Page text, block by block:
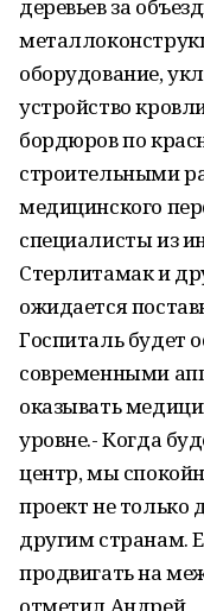
деревьев за
оборудование,
устройство
бордюров по
строительными
медицинского
специалисты из
Стерлитамак и
ожидается
Госпиталь будет
современными
оказывать
уровне.- Когда
центр, мы
проект не только
другим странам.
продвигать на